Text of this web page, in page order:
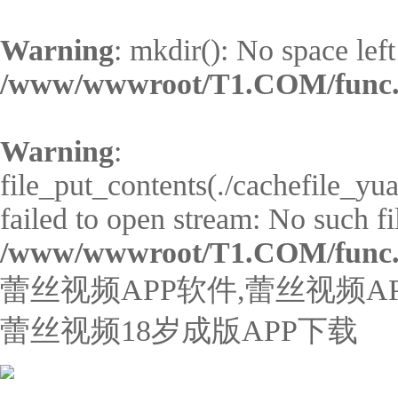
Warning: mkdir(): No space
/www/wwwroot/T1.COM/
Warning:
file_put_contents(./
failed to open stream: No such
/www/wwwroot/T1.COM/
蕾丝视频APP软件,蕾丝视频
蕾丝视频18岁成版APP下载